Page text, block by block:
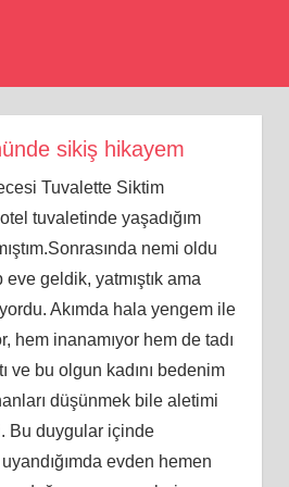
sikiş hikayem
Tuvalette Siktim
tuvaletinde yaşadığım
nemi oldu
geldik, yatmıştık ama
Akımda hala yengem ile
hem inanamıyor hem de tadı
ve bu olgun kadını bedenim
düşünmek bile aletimi
Bu duygular içinde
evden hemen